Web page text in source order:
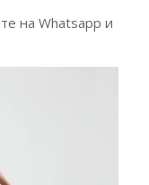
на Whatsapp и